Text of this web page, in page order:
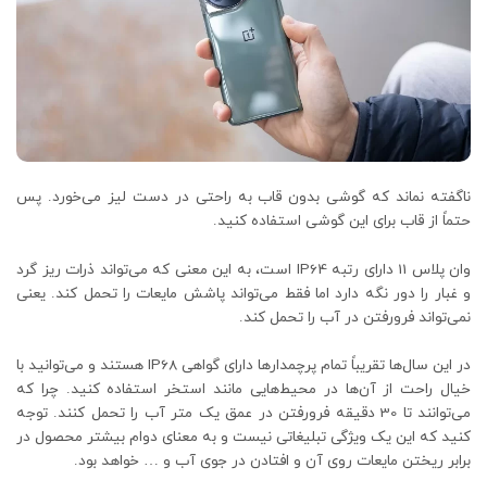
ناگفته نماند که گوشی بدون قاب به راحتی در دست لیز می‌خورد. پس
حتماً از قاب برای این گوشی استفاده کنید.
وان پلاس 11 دارای رتبه IP64 است، به این معنی که می‌تواند ذرات ریز گرد
و غبار را دور نگه دارد اما فقط می‌تواند پاشش مایعات را تحمل کند. یعنی
نمی‌تواند فرورفتن در آب را تحمل کند.
در این سال‌ها تقریباً تمام پرچمدارها دارای گواهی IP68 هستند و می‌توانید با
خیال راحت از آن‌ها در محیط‌هایی مانند استخر استفاده کنید. چرا که
می‌توانند تا 30 دقیقه فرورفتن در عمق یک متر آب را تحمل کنند. توجه
کنید که این یک ویژگی تبلیغاتی نیست و به معنای دوام بیشتر محصول در
برابر ریختن مایعات روی آن و افتادن در جوی آب و … خواهد بود.